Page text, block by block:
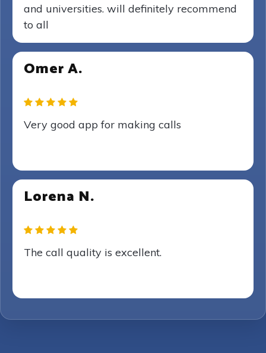
and universities. will definitely recommend
to all
Omer A.
Very good app for making calls
Lorena N.
The call quality is excellent.